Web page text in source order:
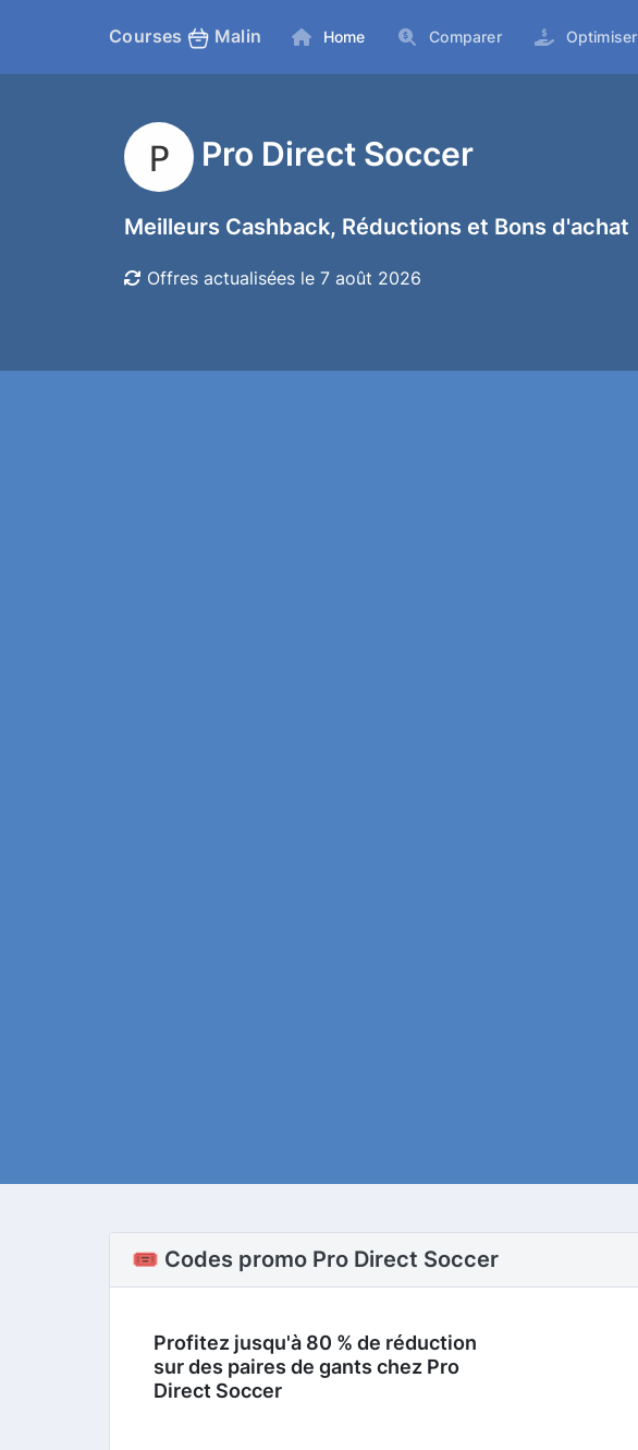
Courses Malin Home Comparer Optimiser
Pro Direct Soccer
Meilleurs Cashback, Réductions et Bons d'achat
Offres actualisées le 7 août 2026
🎟️ Codes promo Pro Direct Soccer
Profitez jusqu'à 80 % de réduction
sur des paires de gants chez Pro
Direct Soccer